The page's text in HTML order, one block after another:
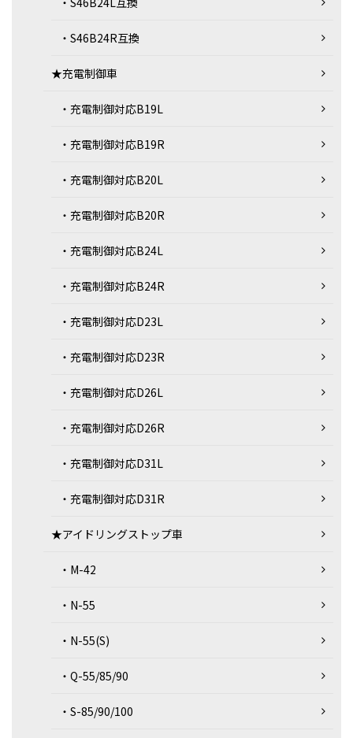
・S46B24R互換
★充電制御車
・充電制御対応B19L
・充電制御対応B19R
・充電制御対応B20L
・充電制御対応B20R
・充電制御対応B24L
・充電制御対応B24R
・充電制御対応D23L
・充電制御対応D23R
・充電制御対応D26L
・充電制御対応D26R
・充電制御対応D31L
・充電制御対応D31R
★アイドリングストップ車
・M-42
・N-55
・N-55(S)
・Q-55/85/90
・S-85/90/100